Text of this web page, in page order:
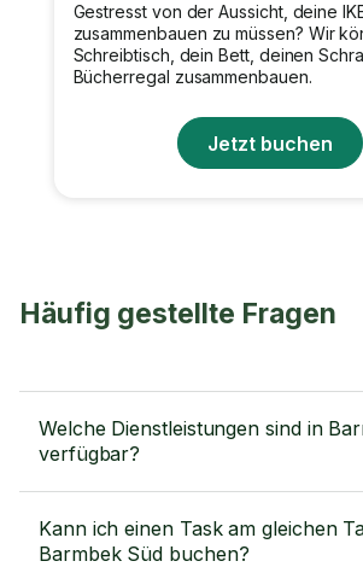
Gestresst von der Aussicht, deine
zusammenbauen zu müssen? Wir
Schreibtisch, dein Bett, deinen
Bücherregal zusammenbauen.
Jetzt buchen
Häufig gestellte Fragen
Welche Dienstleistungen sind in
verfügbar?
Kann ich einen Task am gleichen
Barmbek Süd buchen?